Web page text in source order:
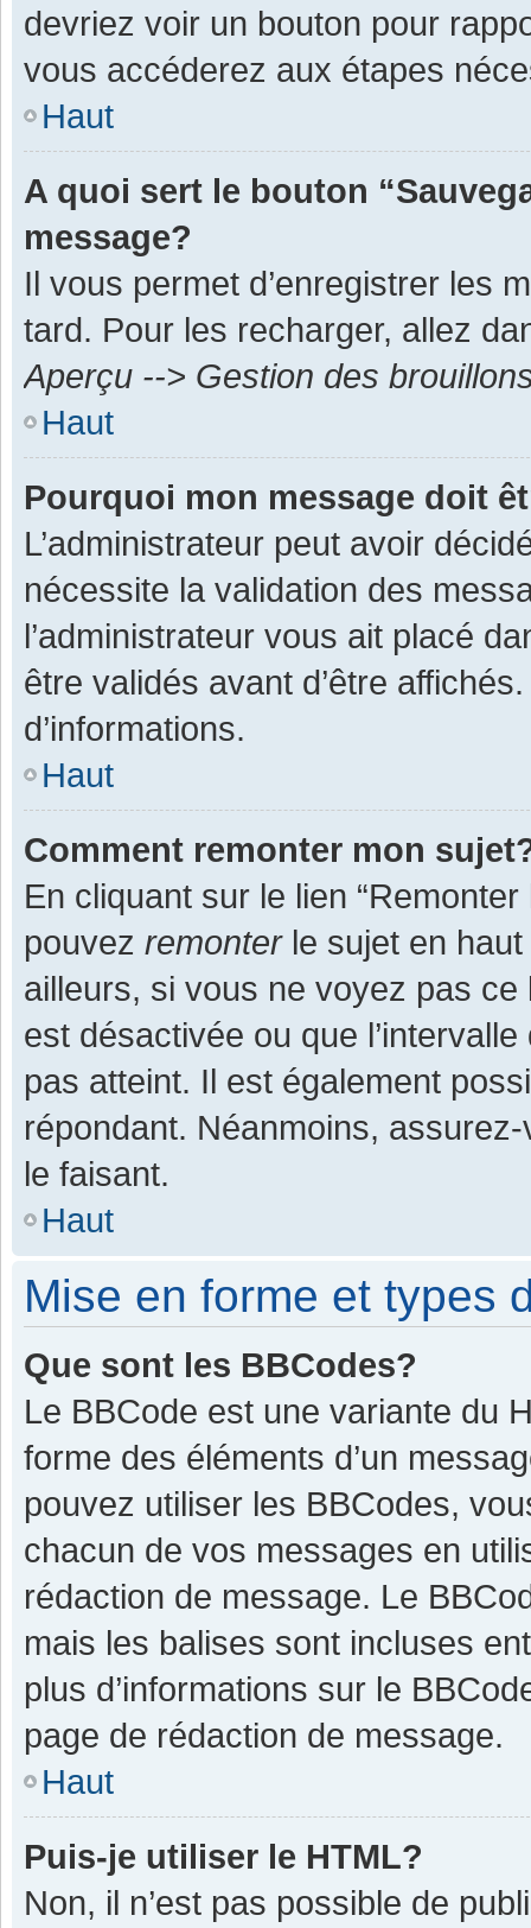
devriez voir un bouton pour
vous accéderez aux étapes
Haut
A quoi sert le bouton
message?
Il vous permet d’enregistrer les
tard. Pour les recharger, allez
Aperçu --> Gestion des
Haut
Pourquoi mon message doit
L’administrateur peut avoir
nécessite la validation des
l’administrateur vous ait placé
être validés avant d’être
d’informations.
Haut
Comment remonter mon
En cliquant sur le lien
pouvez remonterle sujet en haut
ailleurs, si vous ne voyez pas
est désactivée ou que
pas atteint. Il est également
répondant. Néanmoins,
le faisant.
Haut
Mise en forme et types
Que sont les BBCodes?
Le BBCode est une variante du
forme des éléments d’un
pouvez utiliser les BBCodes,
chacun de vos messages en
rédaction de message. Le
mais les balises sont incluses
plus d’informations sur le
page de rédaction de message.
Haut
Puis-je utiliser le HTML?
Non, il n’est pas possible de